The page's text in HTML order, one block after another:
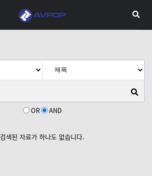
OR AND
검색된 자료가 하나도 없습니다.